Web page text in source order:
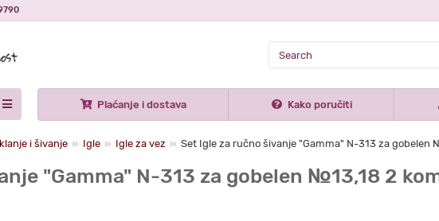
Plaćanje i dostava Kako poručiti
i šivanje Igle Igle za vez Set Igle za ručno šivanje "Gamma" N-313 za
"Gamma" N-313 za gobelen №13,18 2